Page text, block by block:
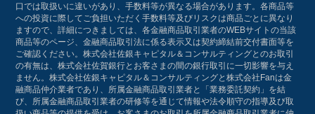
口では取扱いに違いがあり、手数料等が異なる場合があります。各商品等
への投資に際してご負担いただく手数料等及びリスクは商品ごとに異なり
ますので、詳細につきましては、各金融商品取引業者のWEBサイトの当該
商品等のページ、金融商品取引法に係る表示又は契約締結前交付書面等を
ご確認ください。株式会社佐銀キャピタル＆コンサルティングとのお取引
の有無は、株式会社佐賀銀行とお客さまの間の銀行取引に一切影響を与え
ません。株式会社佐銀キャピタル＆コンサルティングと株式会社Fanは金
融商品仲介業者であり、所属金融商品取引業者と「業務委託契約」を結
び、所属金融商品取引業者の研修等を通じて情報や法令順守の指導及び取